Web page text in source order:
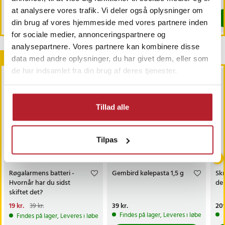
at analysere vores trafik. Vi deler også oplysninger om
din brug af vores hjemmeside med vores partnere inden
for sociale medier, annonceringspartnere og
analysepartnere. Vores partnere kan kombinere disse
data med andre oplysninger, du har givet dem, eller som
de har indsamlet fra din brug af deres tjenester.
Tillad alle
Tilpas
Køb
Køb
Andre købte også
-51%
BESTSELLERE
Røgalarmens batteri -
Hvornår har du sidst
skiftet det?
Nuværende pris
19 kr.Tidligere pris:39 kr.
19 kr. 39 kr.
Findes på lager, Leveres i løbet af 1-2 hverdage
Gembird kølepasta 1,5 g
Pris:39 kr.
39 kr.
Findes på lager, Leveres i løbet af 1-2